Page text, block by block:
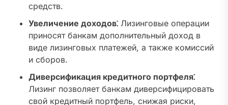
средств.
Увеличение доходов⁚ Лизинговые операции
приносят банкам дополнительный доход в
виде лизинговых платежей, а также комиссий
и сборов.
Диверсификация кредитного портфеля⁚
Лизинг позволяет банкам диверсифицировать
свой кредитный портфель, снижая риски,